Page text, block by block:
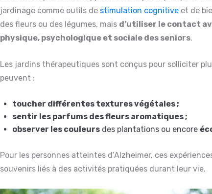
jardinage comme outils de stimulation cognitive et de
des fleurs ou des légumes, mais d’utiliser le contact
physique, psychologique et sociale des seniors.
Les jardins thérapeutiques sont conçus pour solliciter
peuvent :
toucher différentes textures végétales ;
sentir les parfums des fleurs aromatiques ;
observer les couleurs des plantations ou encore
Pour les personnes atteintes d’Alzheimer, ces
souvenirs liés à des activités pratiquées durant leur vie.